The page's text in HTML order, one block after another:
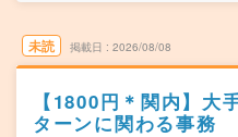
未読 掲載日 2026/08/08
【1800円＊関内】大
ターンに関わる事務